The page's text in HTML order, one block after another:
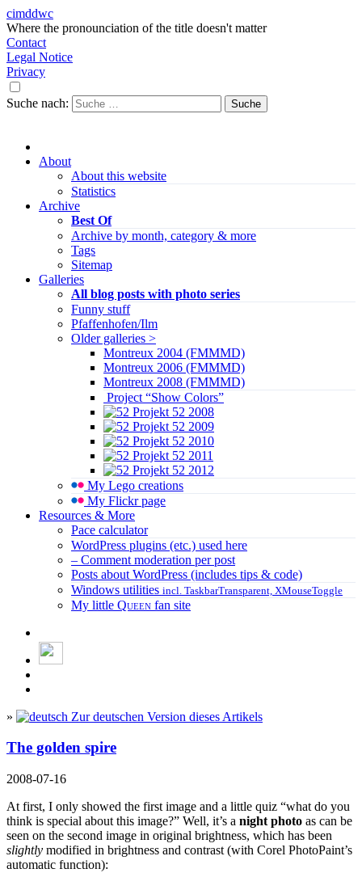
cimddwc
Where the pronounciation of the title doesn't matter
Contact
Legal Notice
Privacy
Suche nach:
About
About this website
Statistics
Archive
Best Of
Archive by month, category & more
Tags
Sitemap
Galleries
All blog posts with photo series
Funny stuff
Pfaffenhofen/Ilm
Older galleries >
Montreux 2004 (FMMMD)
Montreux 2006 (FMMMD)
Montreux 2008 (FMMMD)
Project “Show Colors”
Projekt 52 2008
Projekt 52 2009
Projekt 52 2010
Projekt 52 2011
Projekt 52 2012
My Lego creations
My Flickr page
Resources & More
Pace calculator
WordPress plugins (etc.) used here
– Comment moderation per post
Posts about WordPress (includes tips & code)
Windows utilities incl. TaskbarTransparent, XMouseToggle
My little Queen fan site
» Zur deutschen Version dieses Artikels
The golden spire
2008-07-16
At first, I only showed the first image and a little quiz “what do you
think is special about this image?” Well, it’s a night photo as can be
seen on the second image in original brightness, which has been
slightly modified in brightness and contrast (with Corel PhotoPaint’s
automatic function):